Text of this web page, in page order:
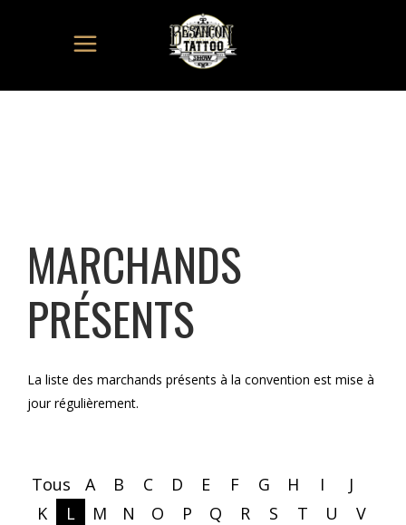
MARCHANDS
PRÉSENTS
La liste des marchands présents à la convention est mise à
jour régulièrement.
Tous A B C D E F G H I
J
K
L M N O P Q R S T U
V